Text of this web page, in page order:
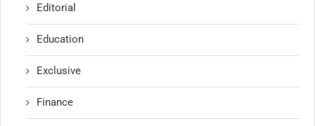
Editorial
Education
Exclusive
Finance